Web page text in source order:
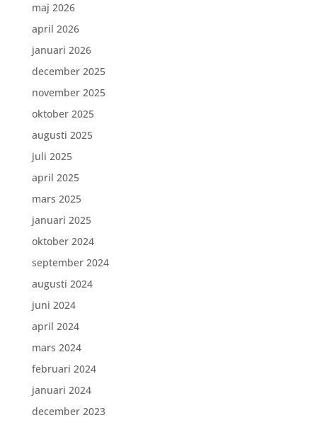
maj 2026
april 2026
januari 2026
december 2025
november 2025
oktober 2025
augusti 2025
juli 2025
april 2025
mars 2025
januari 2025
oktober 2024
september 2024
augusti 2024
juni 2024
april 2024
mars 2024
februari 2024
januari 2024
december 2023